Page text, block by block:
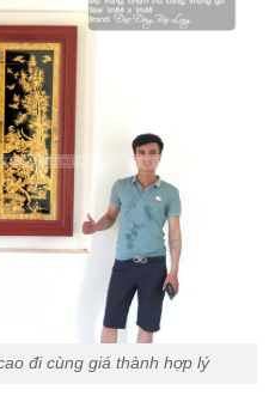
đi cùng giá thành hợp lý